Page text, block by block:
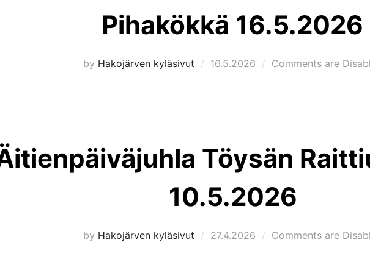
Pihakökkä 16.5.2026
by Hakojärven kyläsivut
Posted
16.5.2026 Comments are
Töysän
10.5.2026
by Hakojärven kyläsivut
Posted
27.4.2026 Comments are